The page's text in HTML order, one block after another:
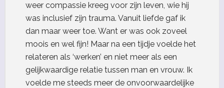
weer compassie kreeg voor zijn leven, wie hij
was inclusief zijn trauma. Vanuit liefde gaf ik
dan maar weer toe. Want er was ook zoveel
moois en wel fijn! Maar na een tijdje voelde het
relateren als ‘werken’ en niet meer als een
gelijkwaardige relatie tussen man en vrouw. Ik
voelde me steeds meer de onvoorwaardelijke